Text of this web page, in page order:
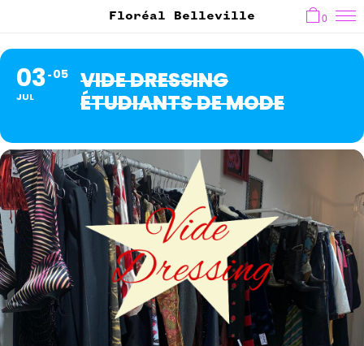
Floréal Belleville 0
03
JUL
05
VIDE DRESSING
ÉTUDIANTS DE MODE